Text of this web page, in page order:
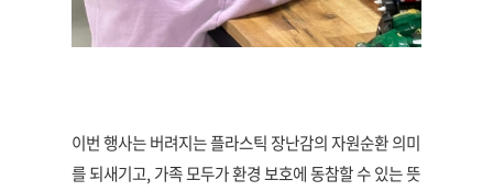
이번 행사는 버려지는 플라스틱 장난감의 자원순환 의미
를 되새기고, 가족 모두가 환경 보호에 동참할 수 있는 뜻